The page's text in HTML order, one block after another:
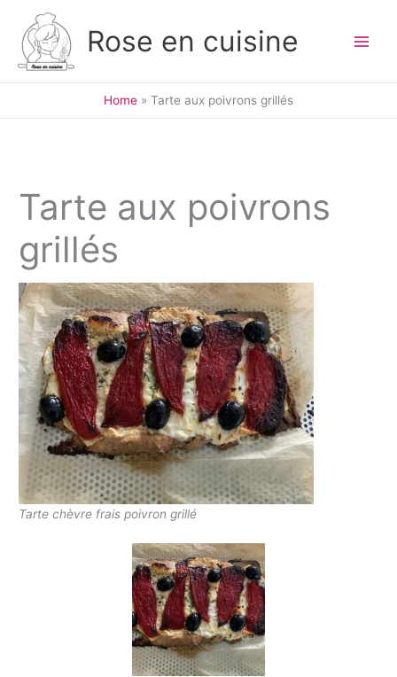
content
Rose en cuisine
Home Tarte aux poivrons grillés
Tarte aux poivrons
grillés
Tarte chèvre frais poivron grillé